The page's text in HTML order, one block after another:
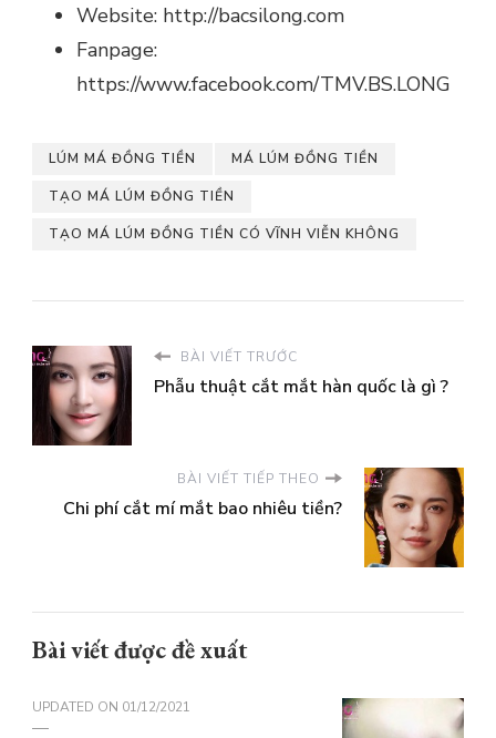
Website: http://bacsilong.com
Fanpage:
https://www.facebook.com/TMV.BS.LONG
LÚM MÁ ĐỒNG TIỀN MÁ LÚM ĐỒNG TIỀN
TẠO MÁ LÚM ĐỒNG TIỀN
TẠO MÁ LÚM ĐỒNG TIỀN CÓ VĨNH VIỄN KHÔNG
BÀI VIẾT TRƯỚC
Phẫu thuật cắt mắt hàn quốc là gì ?
BÀI VIẾT TIẾP THEO
Chi phí cắt mí mắt bao nhiêu tiền?
Bài viết được đề xuất
UPDATED ON 01/12/2021